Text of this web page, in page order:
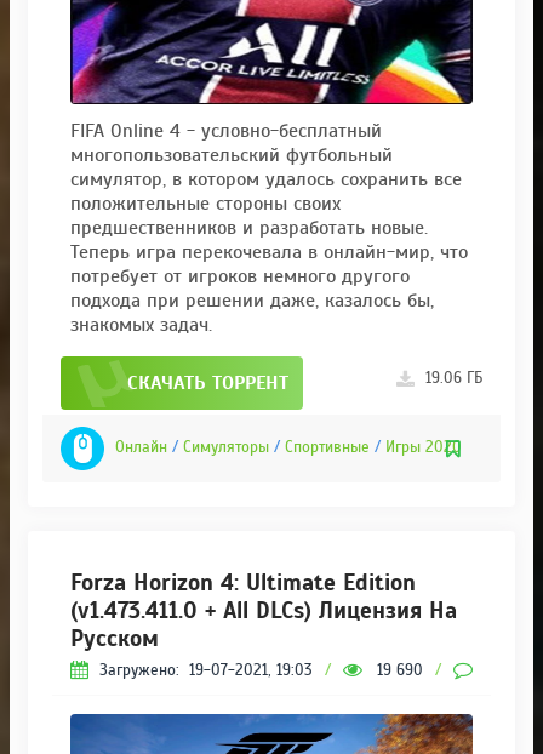
FIFA Online 4 - условно-бесплатный
многопользовательский футбольный
симулятор, в котором удалось сохранить все
положительные стороны своих
предшественников и разработать новые.
Теперь игра перекочевала в онлайн-мир, что
потребует от игроков немного другого
подхода при решении даже, казалось бы,
знакомых задач.
СКАЧАТЬ ТОРРЕНТ 19.06 ГБ
Онлайн / Симуляторы / Спортивные / Игры 2020
Forza Horizon 4: Ultimate Edition
(v1.473.411.0 + All DLCs) Лицензия На
Русском
Загружено: 19-07-2021, 19:03 / 19 690 /